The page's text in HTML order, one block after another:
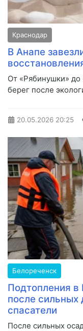
Краснодар
В Анапе
От «Рябинушки» до
берег после
20.05.2026 20:25
Белореченск
Подтопления в
после
спасатели
После сильных